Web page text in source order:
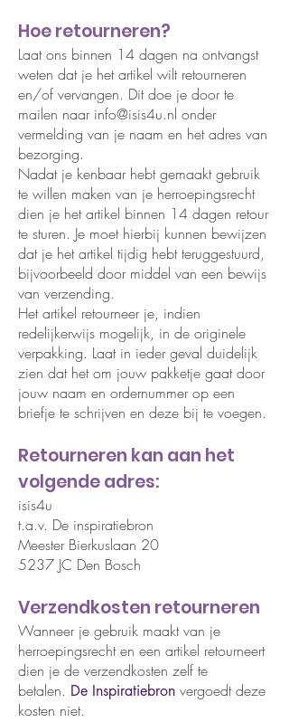
Hoe retourneren?
Laat ons binnen 14 dagen na ontvangst
weten dat je het artikel wilt retourneren
en/of vervangen. Dit doe je door te
mailen naar info@isis4u.nl onder
vermelding van je naam en het adres van
bezorging.
Nadat je kenbaar hebt gemaakt gebruik
te willen maken van je herroepingsrecht
dien je het artikel binnen 14 dagen retour
te sturen. Je moet hierbij kunnen bewijzen
dat je het artikel tijdig hebt teruggestuurd,
bijvoorbeeld door middel van een bewijs
van verzending.
Het artikel retourneer je, indien
redelijkerwijs mogelijk, in de originele
verpakking. Laat in ieder geval duidelijk
zien dat het om jouw pakketje gaat door
jouw naam en ordernummer op een
briefje te schrijven en deze bij te voegen.
Retourneren kan aan het
volgende adres:
isis4u
t.a.v. De inspiratiebron
Meester Bierkuslaan 20
5237 JC Den Bosch
Verzendkosten retourneren
Wanneer je gebruik maakt van je
herroepingsrecht en een artikel retourneert
dien je de verzendkosten zelf te
betalen. De Inspiratiebron vergoedt deze
kosten niet.